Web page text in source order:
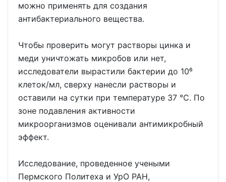
можно применять для создания
антибактериального вещества.
Чтобы проверить могут растворы цинка и
меди уничтожать микробов или нет,
исследователи вырастили бактерии до 10⁶
клеток/мл, сверху нанесли растворы и
оставили на сутки при температуре 37 °С. По
зоне подавления активности
микроорганизмов оценивали антимикробный
эффект.
Исследование, проведенное учеными
Пермского Политеха и УрО РАН,